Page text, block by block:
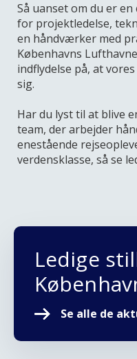
Så uanset om du er
for projektledelse,
en håndværker med
Københavns
indflydelse på, at
sig.
Har du lyst til at blive
team, der arbejder
enestående
verdensklasse, så se
Ledige
Se alle de